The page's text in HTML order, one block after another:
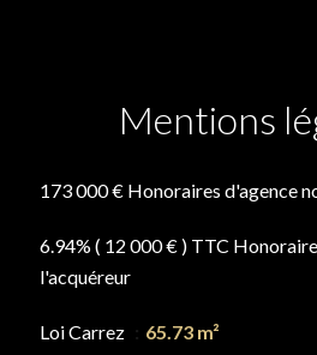
Mentions
173 000 € Honoraires d'agence
6.94% ( 12 000 € ) TTC
l'acquéreur
Loi Carrez 65.73 m²